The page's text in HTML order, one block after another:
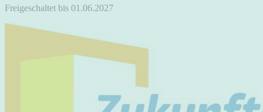
Freigeschaltet bis 01.06.2027